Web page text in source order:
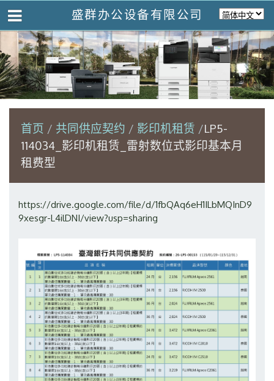
盛群办公设备有限公司
首页 共同供应契约 影印机租赁
LP5-
114034_影印机租赁_雷射数位式影印基本月
租费型
https://drive.google.com/file/d/1fbQAq6eH1ILbMQInD9
9xesgr-L4ilDNI/view?usp=sharing